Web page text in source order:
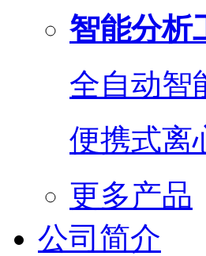
智能分析
全自动智
便携式离
更多产品
公司简介